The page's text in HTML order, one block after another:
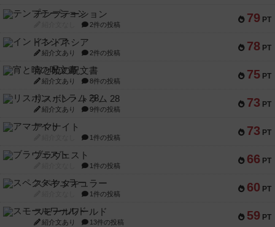
79 PT
テンプテーション
2件の投稿
78 PT
インドネシア
紹介文あり 2件の投稿
75 PT
宵と暁の呪文書
紹介文あり 8件の投稿
73 PT
リスボン・トラム 28
紹介文あり 9件の投稿
73 PT
アマナイト
1件の投稿
66 PT
ブラヴェスト
1件の投稿
60 PT
スペクタキュラー
1件の投稿
59 PT
スモールワールド
紹介文あり 13件の投稿